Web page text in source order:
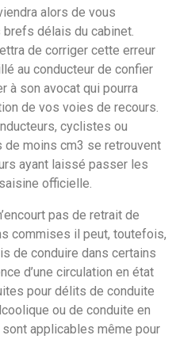
alors de vous
délais du cabinet.
de corriger cette erreur
au conducteur de confier
à son avocat qui pourra
de vos voies de recours.
cyclistes ou
moins cm3 se retrouvent
ayant laissé passer les
officielle.
pas de retrait de
commises il peut, toutefois,
de conduire dans certains
d’une circulation en état
pour délits de conduite
ou de conduite en
applicables même pour